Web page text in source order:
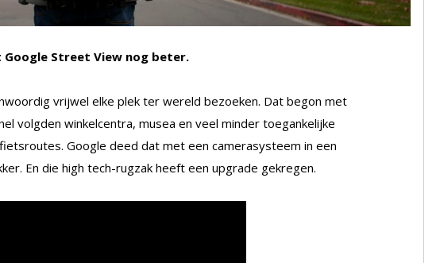
Google Street View nog beter.
vrijwel elke plek ter wereld bezoeken. Dat begon met
volgden winkelcentra, musea en veel minder toegankelijke
Google deed dat met een camerasysteem in een
En die high tech-rugzak heeft een upgrade gekregen.